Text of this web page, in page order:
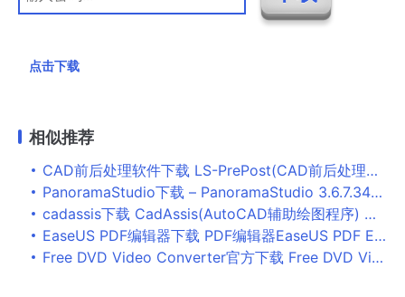
点击下载
相似推荐
CAD前后处理软件下载 LS-PrePost(CAD前后处理工具) v4.0 免费安装版 32+64位
PanoramaStudio下载 – PanoramaStudio 3.6.7.344 官方版
cadassis下载 CadAssis(AutoCAD辅助绘图程序) 免费绿色版
EaseUS PDF编辑器下载 PDF编辑器EaseUS PDF Editor Pro v5.4.1.0720 官方免费版
Free DVD Video Converter官方下载 Free DVD Video Converter(DVD视频转换器) v2.0.30.1029 官方多语言中文安装版